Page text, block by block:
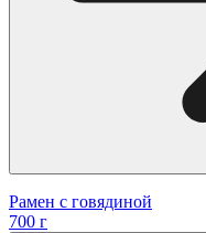
Рамен с говядиной
700 г